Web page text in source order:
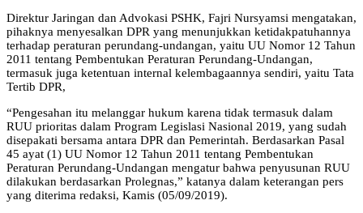
Direktur Jaringan dan Advokasi PSHK, Fajri Nursyamsi mengatakan,
pihaknya menyesalkan DPR yang menunjukkan ketidakpatuhannya
terhadap peraturan perundang-undangan, yaitu UU Nomor 12 Tahun
2011 tentang Pembentukan Peraturan Perundang-Undangan,
termasuk juga ketentuan internal kelembagaannya sendiri, yaitu Tata
Tertib DPR,
“Pengesahan itu melanggar hukum karena tidak termasuk dalam
RUU prioritas dalam Program Legislasi Nasional 2019, yang sudah
disepakati bersama antara DPR dan Pemerintah. Berdasarkan Pasal
45 ayat (1) UU Nomor 12 Tahun 2011 tentang Pembentukan
Peraturan Perundang-Undangan mengatur bahwa penyusunan RUU
dilakukan berdasarkan Prolegnas,” katanya dalam keterangan pers
yang diterima redaksi, Kamis (05/09/2019).